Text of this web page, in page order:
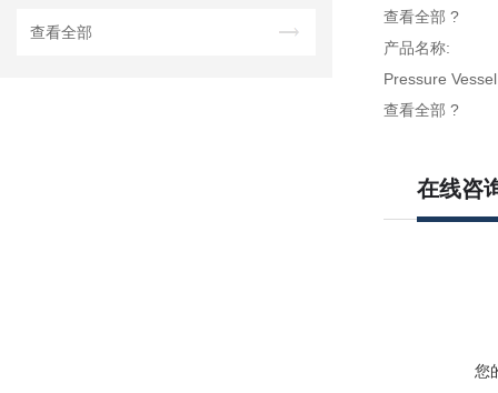
查看全部
查看全部 ?
产品名称:
Pressure Vessel
查看全部 ?
在线咨
您